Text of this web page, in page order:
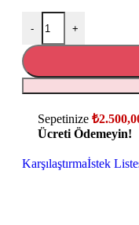
- +
Sepetinize ₺
Ücreti Ödemeyin!
Karşılaştırmaİstek